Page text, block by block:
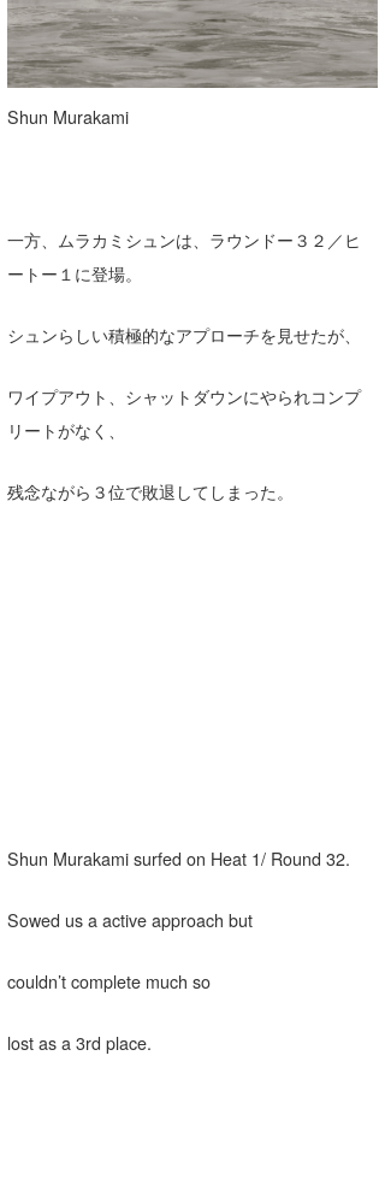
Shun Murakami
一方、ムラカミシュンは、ラウンドー３２／ヒ
ートー１に登場。
シュンらしい積極的なアプローチを見せたが、
ワイプアウト、シャットダウンにやられコンプ
リートがなく、
残念ながら３位で敗退してしまった。
Shun Murakami surfed on Heat 1/ Round 32.
Sowed us a active approach but
couldn’t complete much so
lost as a 3rd place.